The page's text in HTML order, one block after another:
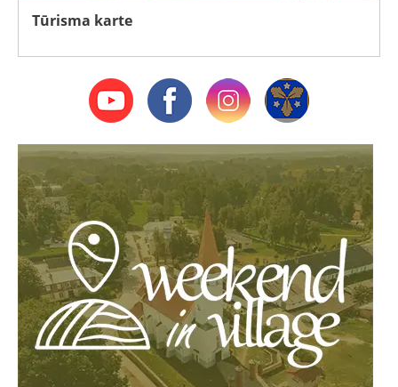
Tūrisma karte